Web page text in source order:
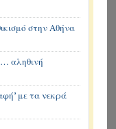
στην Αθήνα
αληθινή
με τα νεκρά